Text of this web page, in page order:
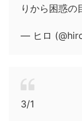
りから困惑
— ヒロ
3/1